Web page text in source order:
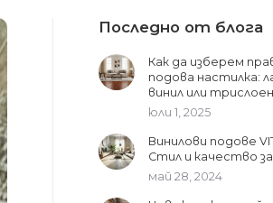
Последно от блога
Как да изберем
подова настилка:
винил или
юли 1, 2025
Винилови подове
Стил и качество
май 28, 2024